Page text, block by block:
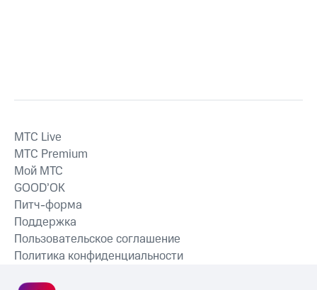
MTС Live
MTС Premium
Мой МТС
GOOD’OK
Питч-форма
Поддержка
Пользовательское соглашение
Политика конфиденциальности